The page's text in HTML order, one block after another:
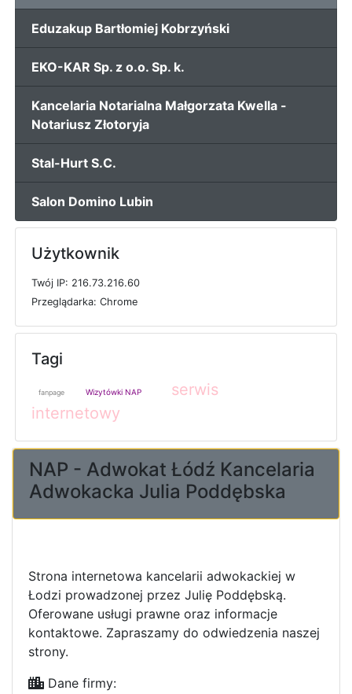
Eduzakup Bartłomiej Kobrzyński
EKO-KAR Sp. z o.o. Sp. k.
Kancelaria Notarialna Małgorzata Kwella -
Notariusz Złotoryja
Stal-Hurt S.C.
Salon Domino Lubin
Użytkownik
Twój IP: 216.73.216.60
Przeglądarka: Chrome
Tagi
fanpage Wizytówki NAP
serwis
internetowy
NAP - Adwokat Łódź Kancelaria
Adwokacka Julia Poddębska
Strona internetowa kancelarii adwokackiej w
Łodzi prowadzonej przez Julię Poddębską.
Oferowane usługi prawne oraz informacje
kontaktowe. Zapraszamy do odwiedzenia naszej
strony.
Dane firmy: